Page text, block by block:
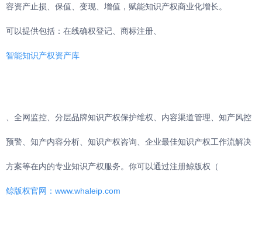
容资产止损、保值、变现、增值，赋能知识产权商业化增长。
可以提供包括：在线确权登记、商标注册、
智能知识产权资产库
、全网监控、分层品牌知识产权保护维权、内容渠道管理、知产风控
预警、知产内容分析、知识产权咨询、企业最佳知识产权工作流解决
方案等在内的专业知识产权服务。你可以通过注册鲸版权（
鲸版权官网：www.whaleip.com